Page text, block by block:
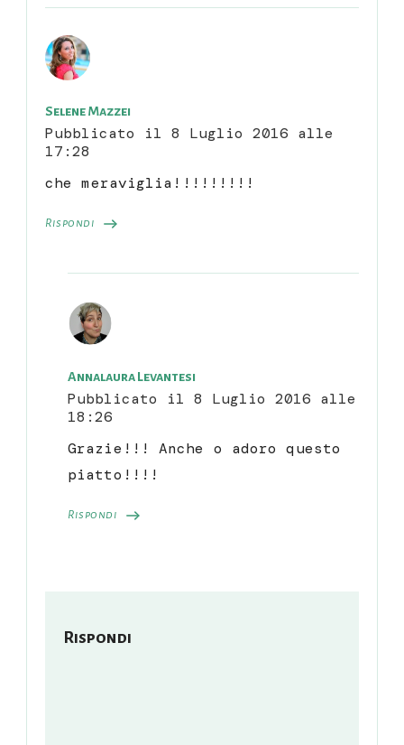
Selene Mazzei
Pubblicato il 8 Luglio 2016 alle
17:28
Rispondi
che meraviglia!!!!!!!!!
Annalaura Levantesi
Pubblicato il 8 Luglio 2016 alle
18:26
Rispondi
Grazie!!! Anche o adoro questo
piatto!!!!
Rispondi